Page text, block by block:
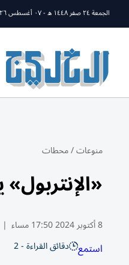
الجمعة ٢٤ صفر ١٤٤٨ ه - ٠٧ أغسطس ٢٠٢٦
منوعات/محطات
8 أكتوبر 2024 17:50 مساء |
استمع دقائق القراءة - 2